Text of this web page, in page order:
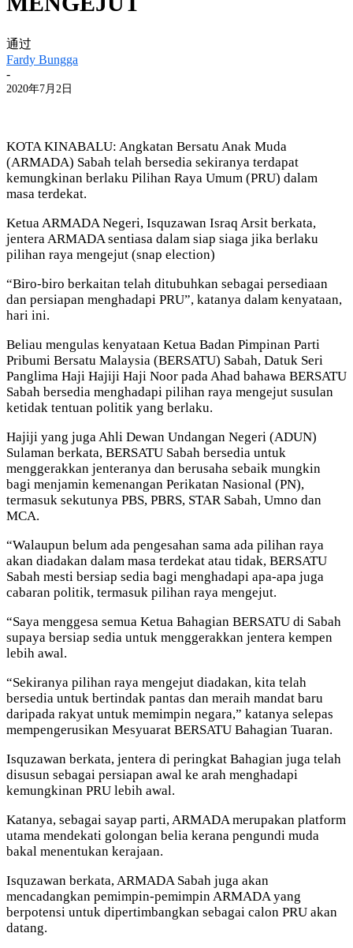
通过
Fardy Bungga
-
2020年7月2日
KOTA KINABALU: Angkatan Bersatu Anak Muda
(ARMADA) Sabah telah bersedia sekiranya terdapat
kemungkinan berlaku Pilihan Raya Umum (PRU) dalam
masa terdekat.
Ketua ARMADA Negeri, Isquzawan Israq Arsit berkata,
jentera ARMADA sentiasa dalam siap siaga jika berlaku
pilihan raya mengejut (snap election)
“Biro-biro berkaitan telah ditubuhkan sebagai persediaan
dan persiapan menghadapi PRU”, katanya dalam kenyataan,
hari ini.
Beliau mengulas kenyataan Ketua Badan Pimpinan Parti
Pribumi Bersatu Malaysia (BERSATU) Sabah, Datuk Seri
Panglima Haji Hajiji Haji Noor pada Ahad bahawa BERSATU
Sabah bersedia menghadapi pilihan raya mengejut susulan
ketidak tentuan politik yang berlaku.
Hajiji yang juga Ahli Dewan Undangan Negeri (ADUN)
Sulaman berkata, BERSATU Sabah bersedia untuk
menggerakkan jenteranya dan berusaha sebaik mungkin
bagi menjamin kemenangan Perikatan Nasional (PN),
termasuk sekutunya PBS, PBRS, STAR Sabah, Umno dan
MCA.
“Walaupun belum ada pengesahan sama ada pilihan raya
akan diadakan dalam masa terdekat atau tidak, BERSATU
Sabah mesti bersiap sedia bagi menghadapi apa-apa juga
cabaran politik, termasuk pilihan raya mengejut.
“Saya menggesa semua Ketua Bahagian BERSATU di Sabah
supaya bersiap sedia untuk menggerakkan jentera kempen
lebih awal.
“Sekiranya pilihan raya mengejut diadakan, kita telah
bersedia untuk bertindak pantas dan meraih mandat baru
daripada rakyat untuk memimpin negara,” katanya selepas
mempengerusikan Mesyuarat BERSATU Bahagian Tuaran.
Isquzawan berkata, jentera di peringkat Bahagian juga telah
disusun sebagai persiapan awal ke arah menghadapi
kemungkinan PRU lebih awal.
Katanya, sebagai sayap parti, ARMADA merupakan platform
utama mendekati golongan belia kerana pengundi muda
bakal menentukan kerajaan.
Isquzawan berkata, ARMADA Sabah juga akan
mencadangkan pemimpin-pemimpin ARMADA yang
berpotensi untuk dipertimbangkan sebagai calon PRU akan
datang.